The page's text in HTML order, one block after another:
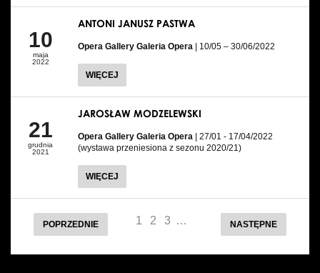
10
maja
2022
ANTONI JANUSZ PASTWA
Opera Gallery Galeria Opera | 10/05 – 30/06/2022
WIĘCEJ
21
grudnia
2021
JAROSŁAW MODZELEWSKI
Opera Gallery Galeria Opera | 27/01 - 17/04/2022
(wystawa przeniesiona z sezonu 2020/21)
WIĘCEJ
POPRZEDNIE 1 2 3 … NASTĘPNE